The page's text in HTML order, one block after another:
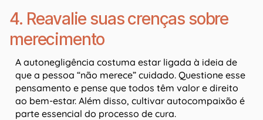
4. Reavalie suas crenças sobre
merecimento
A autonegligência costuma estar ligada à ideia de
que a pessoa “não merece” cuidado. Questione esse
pensamento e pense que todos têm valor e direito
ao bem-estar. Além disso, cultivar autocompaixão é
parte essencial do processo de cura.